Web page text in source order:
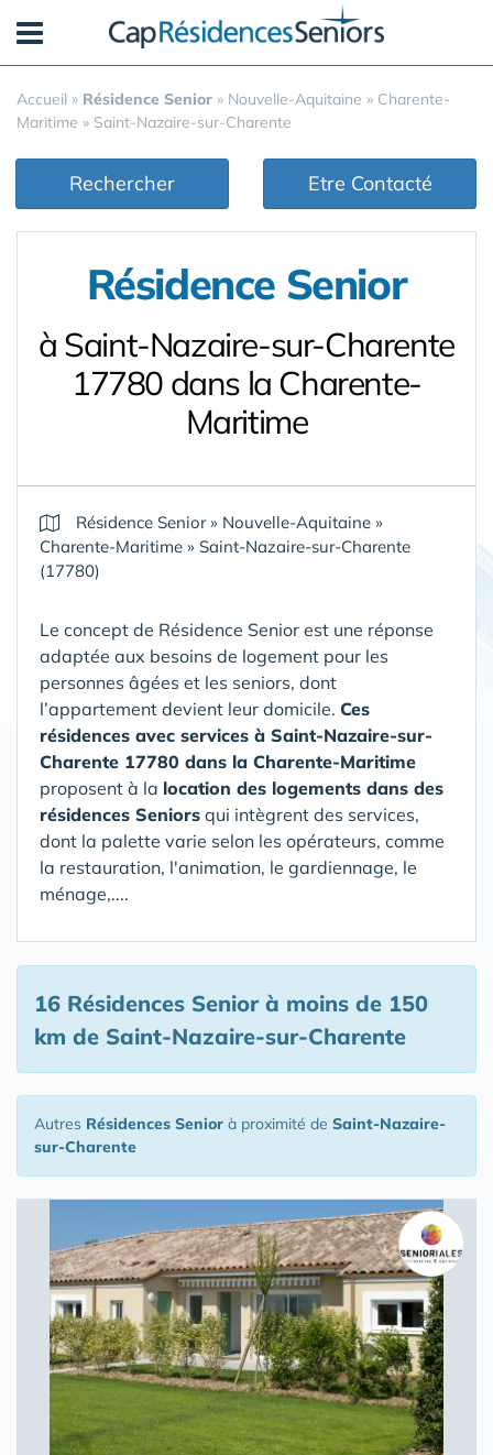
Accueil » Résidence Senior » Nouvelle-Aquitaine » Charente-
Maritime » Saint-Nazaire-sur-Charente
Rechercher Etre Contacté
Résidence Senior
à Saint-Nazaire-sur-Charente
17780 dans la Charente-
Maritime
Résidence Senior» Nouvelle-Aquitaine »
Charente-Maritime » Saint-Nazaire-sur-Charente
(17780)
Le concept de Résidence Senior est une réponse
adaptée aux besoins de logement pour les
personnes âgées et les seniors, dont
l’appartement devient leur domicile. Ces
résidences avec services à Saint-Nazaire-sur-
Charente 17780 dans la Charente-Maritime
proposent à la location des logements dans des
résidences Seniors qui intègrent des services,
dont la palette varie selon les opérateurs, comme
la restauration, l'animation, le gardiennage, le
ménage,....
16 Résidences Seniorà moins de 150
km de Saint-Nazaire-sur-Charente
Autres Résidences Senior à proximité de Saint-Nazaire-
sur-Charente